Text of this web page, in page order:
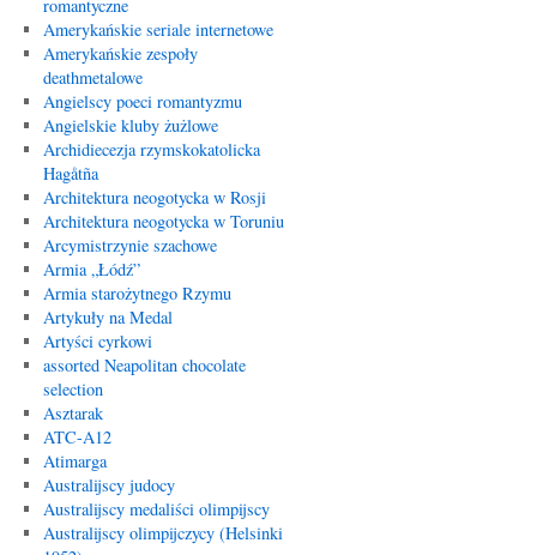
romantyczne
Amerykańskie seriale internetowe
Amerykańskie zespoły
deathmetalowe
Angielscy poeci romantyzmu
Angielskie kluby żużlowe
Archidiecezja rzymskokatolicka
Hagåtña
Architektura neogotycka w Rosji
Architektura neogotycka w Toruniu
Arcymistrzynie szachowe
Armia „Łódź”
Armia starożytnego Rzymu
Artykuły na Medal
Artyści cyrkowi
assorted Neapolitan chocolate
selection
Asztarak
ATC-A12
Atimarga
Australijscy judocy
Australijscy medaliści olimpijscy
Australijscy olimpijczycy (Helsinki